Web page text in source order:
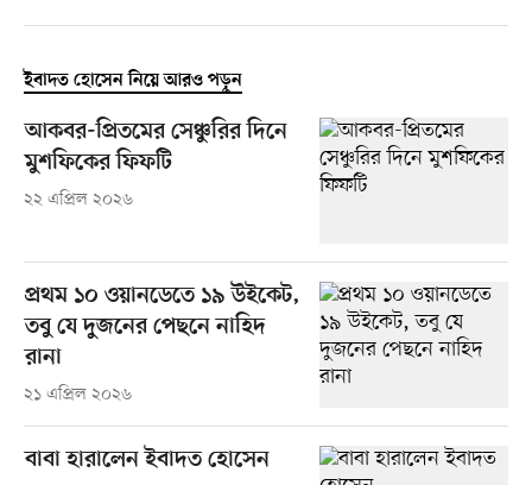
ইবাদত হোসেন নিয়ে আরও পড়ুন
আকবর-প্রিতমের সেঞ্চুরির দিনে
মুশফিকের ফিফটি
২২ এপ্রিল ২০২৬
প্রথম ১০ ওয়ানডেতে ১৯ উইকেট,
তবু যে দুজনের পেছনে নাহিদ
রানা
২১ এপ্রিল ২০২৬
বাবা হারালেন ইবাদত হোসেন